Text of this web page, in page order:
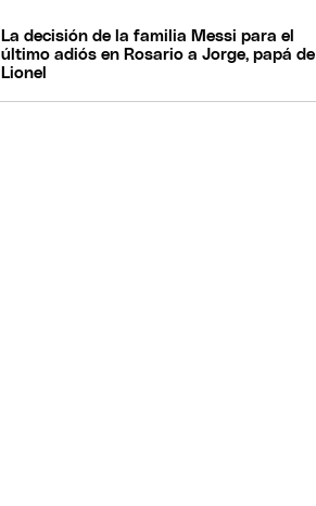
La decisión de la familia Messi para el
último adiós en Rosario a Jorge, papá de
Lionel